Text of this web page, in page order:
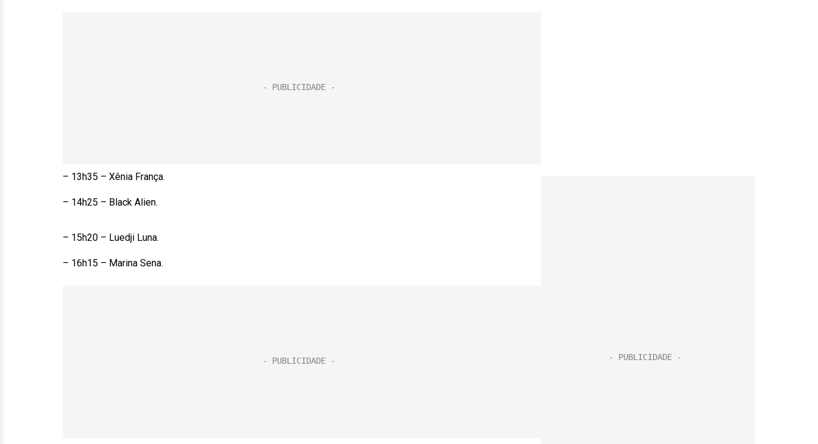
– 13h35 – Xênia França.
– 14h25 – Black Alien.
– 15h20 – Luedji Luna.
– 16h15 – Marina Sena.